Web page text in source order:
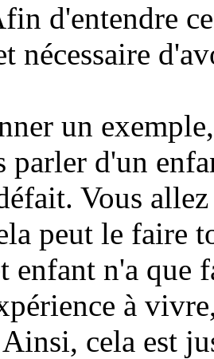
d'entendre
nécessaire
un
parler d'un
Vous
peut le faire
enfant n'a que
à
cela est